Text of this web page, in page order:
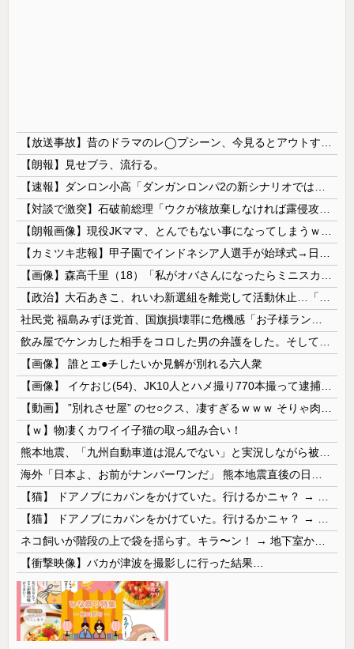
【朗報】見せブラ、流行る。
【画像】 誰とエ●チしたいか見解が別れる六人衆
【ｗ】物凄くカワイイ子猫の取っ組み合い！
【衝撃映像】バカが津波を撮影しに行った結果…